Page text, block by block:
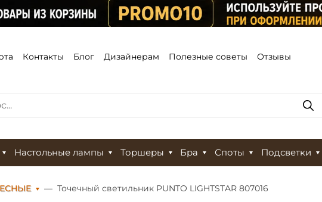
Контакты Блог Дизайнерам Полезные советы Отзывы
Настольные лампы Торшеры Бра Споты Подсветки
Точечный светильник PUNTO LIGHTSTAR 807016